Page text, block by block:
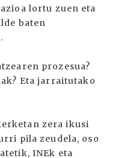
lortu zuen eta
baten
prozesua?
Eta jarraitutako
zera ikusi
pila zeudela, oso
INEk eta